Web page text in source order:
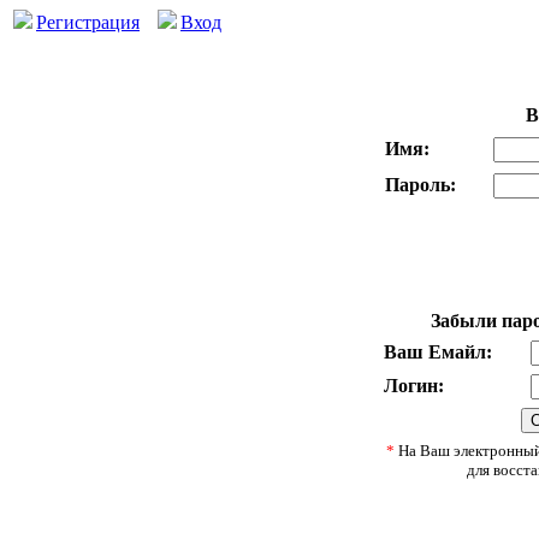
Регистрация Вход
Имя:
Пароль:
Забыли
Ваш Емайл:
Логин:
* На Ваш
для